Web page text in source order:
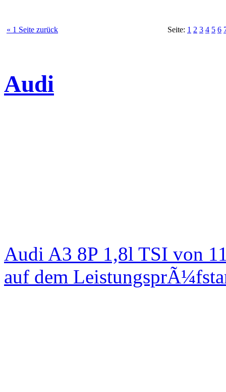
« 1 Seite zurück Seite: 1 2 3 4 5 6
Audi
Audi A3 8P 1,8l TSI von
auf dem